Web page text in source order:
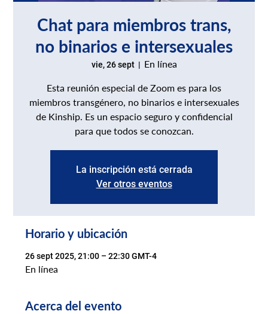
Chat para miembros trans,
no binarios e intersexuales
vie, 26 sept
  |
En línea
Esta reunión especial de Zoom es para los
miembros transgénero, no binarios e intersexuales
de Kinship. Es un espacio seguro y confidencial
para que todos se conozcan.
La inscripción está cerrada
Ver otros eventos
Horario y ubicación
26 sept 2025, 21:00 – 22:30 GMT-4
En línea
Acerca del evento